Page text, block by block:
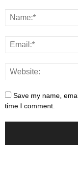
Save my name,
time I comment.